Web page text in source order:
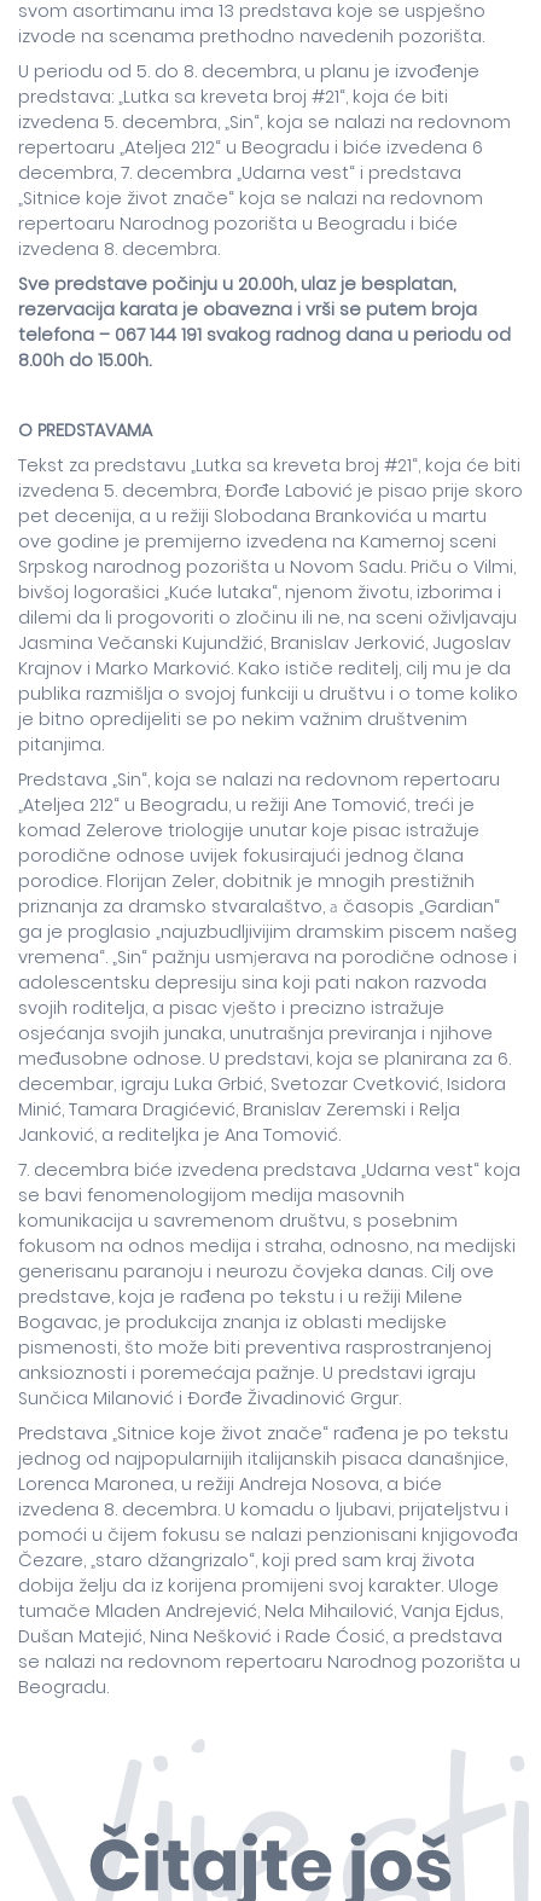
svom asortimanu ima 13 predstava koje se uspješno
izvode na scenama prethodno navedenih pozorišta.
U periodu od 5. do 8. decembra, u planu je izvođenje
predstava: „Lutka sa kreveta broj #21“, koja će biti
izvedena 5. decembra, „Sin“, koja se nalazi na redovnom
repertoaru „Ateljea 212“ u Beogradu i biće izvedena 6
decembra, 7. decembra „Udarna vest“ i predstava
„Sitnice koje život znače“ koja se nalazi na redovnom
repertoaru Narodnog pozorišta u Beogradu i biće
izvedena 8. decembra.
Sve predstave počinju u 20.00h, ulaz je besplatan,
rezervacija karata je obavezna i vrši se putem broja
telefona – 067 144 191 svakog radnog dana u periodu od
8.00h do 15.00h.
O PREDSTAVAMA
Tekst za predstavu „Lutka sa kreveta broj #21“, koja će biti
izvedena 5. decembra, Đorđe Labović je pisao prije skoro
pet decenija, a u režiji Slobodana Brankovića u martu
ove godine je premijerno izvedena na Kamernoj sceni
Srpskog narodnog pozorišta u Novom Sadu. Priču o Vilmi,
bivšoj logorašici „Kuće lutaka“, njenom životu, izborima i
dilemi da li progovoriti o zločinu ili ne, na sceni oživljavaju
Jasmina Večanski Kujundžić, Branislav Jerković, Jugoslav
Krajnov i Marko Marković. Kako ističe reditelj, cilj mu je da
publika razmišlja o svojoj funkciji u društvu i o tome koliko
je bitno opredijeliti se po nekim važnim društvenim
pitanjima.
Predstava „Sin“, koja se nalazi na redovnom repertoaru
„Ateljea 212“ u Beogradu, u režiji Ane Tomović, treći je
komad Zelerove triologije unutar koje pisac istražuje
porodične odnose uvijek fokusirajući jednog člana
porodice. Florijan Zeler, dobitnik je mnogih prestižnih
priznanja za dramsko stvaralaštvo, а časopis „Gardian“
ga je proglasio „najuzbudljivijim dramskim piscem našeg
vremena“. „Sin“ pažnju usmјerava na porodične odnose i
adolescentsku depresiju sina koji pati nakon razvoda
svojih roditelja, a pisac vјešto i precizno istražuje
osjećanja svojih junaka, unutrašnja previranja i njihove
međusobne odnose. U predstavi, koja se planirana za 6.
decembar, igraju Luka Grbić, Svetozar Cvetković, Isidora
Minić, Tamara Dragićević, Branislav Zeremski i Relja
Janković, a rediteljka je Ana Tomović.
7. decembra biće izvedena predstava „Udarna vest“ koja
se bavi fenomenologijom medija masovnih
komunikacija u savremenom društvu, s posebnim
fokusom na odnos medija i straha, odnosno, na medijski
generisanu paranoju i neurozu čovjeka danas. Cilj ove
predstave, koja je rađena po tekstu i u režiji Milene
Bogavac, je produkcija znanja iz oblasti medijske
pismenosti, što može biti preventiva rasprostranjenoj
anksioznosti i poremećaja pažnje. U predstavi igraju
Sunčica Milanović i Đorđe Živadinović Grgur.
Predstava „Sitnice koje život znače“ rađena je po tekstu
jednog od najpopularnijih italijanskih pisaca današnjice,
Lorenca Maronea, u režiji Andreja Nosova, a biće
izvedena 8. decembra. U komadu o ljubavi, prijateljstvu i
pomoći u čijem fokusu se nalazi penzionisani knjigovođa
Čezare, „staro džangrizalo“, koji pred sam kraj života
dobija želju da iz korijena promijeni svoj karakter. Uloge
tumače Mladen Andrejević, Nela Mihailović, Vanja Ejdus,
Dušan Matejić, Nina Nešković i Rade Ćosić, a predstava
se nalazi na redovnom repertoaru Narodnog pozorišta u
Beogradu.